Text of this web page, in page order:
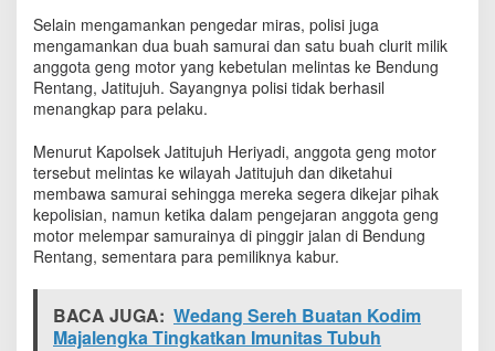
h
Selain mengamankan pengedar miras, polisi juga
mengamankan dua buah samurai dan satu buah clurit milik
anggota geng motor yang kebetulan melintas ke Bendung
Rentang, Jatitujuh. Sayangnya polisi tidak berhasil
menangkap para pelaku.
Menurut Kapolsek Jatitujuh Heriyadi, anggota geng motor
tersebut melintas ke wilayah Jatitujuh dan diketahui
membawa samurai sehingga mereka segera dikejar pihak
kepolisian, namun ketika dalam pengejaran anggota geng
motor melempar samurainya di pinggir jalan di Bendung
Rentang, sementara para pemiliknya kabur.
BACA JUGA: Wedang Sereh Buatan Kodim
Majalengka Tingkatkan Imunitas Tubuh